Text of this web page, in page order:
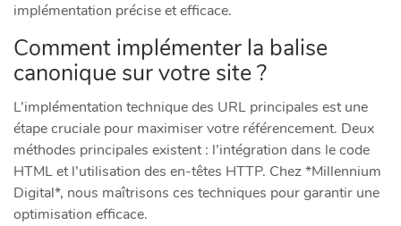
implémentation précise et efficace.
Comment implémenter la balise
canonique sur votre site ?
L’implémentation technique des URL principales est une
étape cruciale pour maximiser votre référencement. Deux
méthodes principales existent : l’intégration dans le code
HTML et l’utilisation des en-têtes HTTP. Chez *Millennium
Digital*, nous maîtrisons ces techniques pour garantir une
optimisation efficace.